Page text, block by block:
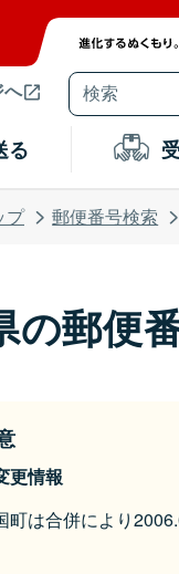
へ
る
プ 郵便番号検索
の郵便
更情報
町は合併により